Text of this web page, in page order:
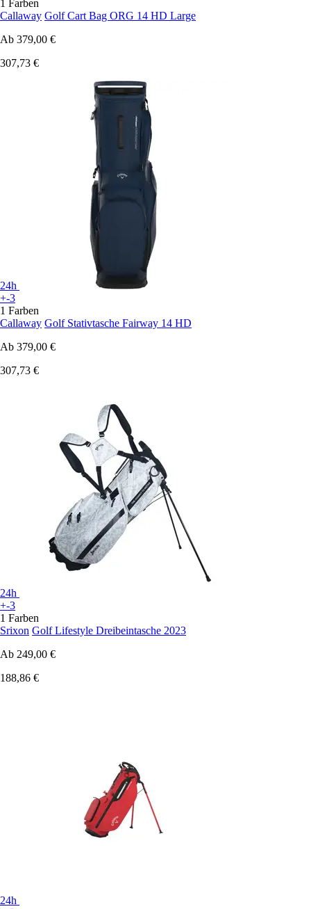
1 Farben
Callaway Golf Cart Bag ORG 14 HD Large
Ab 379,00 €
307,73 €
24h
+-3
1 Farben
Callaway Golf Stativtasche Fairway 14 HD
Ab 379,00 €
307,73 €
24h
+-3
1 Farben
Srixon Golf Lifestyle Dreibeintasche 2023
Ab 249,00 €
188,86 €
24h